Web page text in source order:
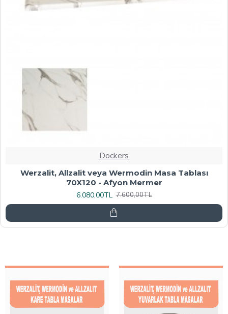
Dockers
Werzalit, Allzalit veya Wermodin Masa Tablası
70X120 - Afyon Mermer
6.080,00TL 7.600,00TL